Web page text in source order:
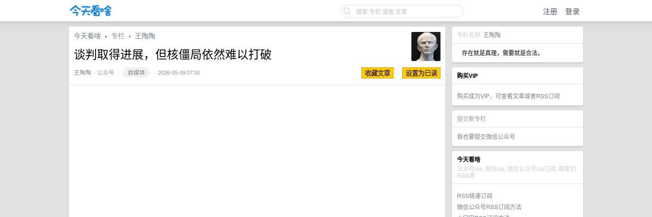
注册 登录
专栏名称: 王陶陶
存在就是真理，需要就是合法。
购买VIP
购买成为VIP，可查看文章或者RSS订阅
提交新专栏
我也要提交微信公众号
今天看啥
公众号rss, 微信rss, 微信公众号rss订阅, 稳定的
RSS源
RSS极速订阅
微信公众号RSS订阅方法
今天看啥 › 专栏 › 王陶陶
谈判取得进展，但核僵局依然难以打破
王陶陶 · 公众号 · 自媒体 · 2026-05-09 07:30